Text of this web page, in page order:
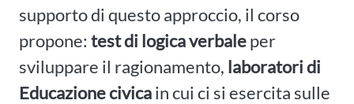
supporto di questo approccio, il corso
propone: test di logica verbaleper
sviluppare il ragionamento, laboratori di
Educazione civicain cui ci si esercita sulle